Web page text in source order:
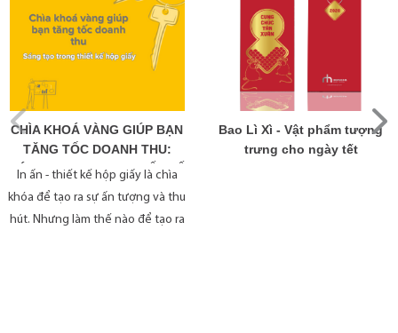
CHÌA KHOÁ VÀNG GIÚP BẠN
TĂNG TỐC DOANH THU:
SÁNG TẠO TRONG THIẾT KẾ
HỘP GIẤY
In ấn - thiết kế hộp giấy là chìa
khóa để tạo ra sự ấn tượng và thu
hút. Nhưng làm thế nào để tạo ra
Bao Lì Xì - Vật phẩm tượng
trưng cho ngày tết